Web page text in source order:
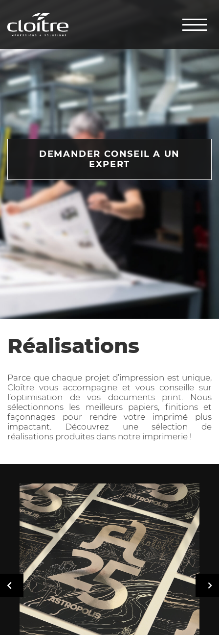
DEMANDER CONSEIL A UN
EXPERT
Réalisations
Parce que chaque projet d’impression est unique,
Cloître vous accompagne et vous conseille sur
l’optimisation de vos documents print. Nous
sélectionnons les meilleurs papiers, finitions et
façonnages pour rendre votre imprimé plus
impactant. Découvrez une sélection de
réalisations produites dans notre imprimerie !